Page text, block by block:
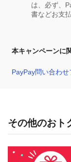
は、必ず、
書などお支
本キャンペーンに
PayPay問い合わせ
その他のおト